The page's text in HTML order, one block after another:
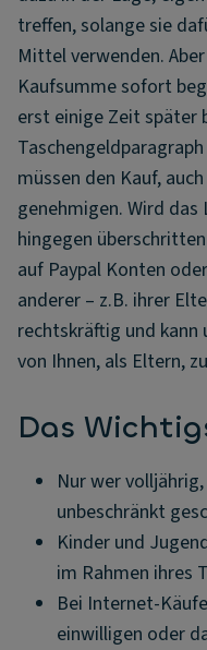
treffen, solange sie
Mittel verwenden.
Kaufsumme sofort
erst einige Zeit später
müssen den Kauf,
genehmigen. Wird
hingegen
auf Paypal Konten
anderer – z.B. ihrer
rechtskräftig und kann
von Ihnen, als Eltern,
Das
Nur wer
unbeschränkt
Kinder und
im Rahmen ihres
Bei Internet-
einwilligen oder